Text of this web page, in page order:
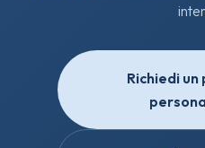
Richiedi